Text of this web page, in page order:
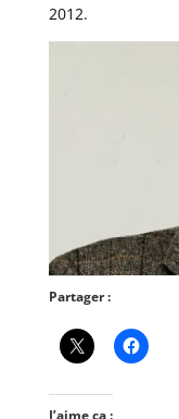
2012.
Partager :
J’aime ça :